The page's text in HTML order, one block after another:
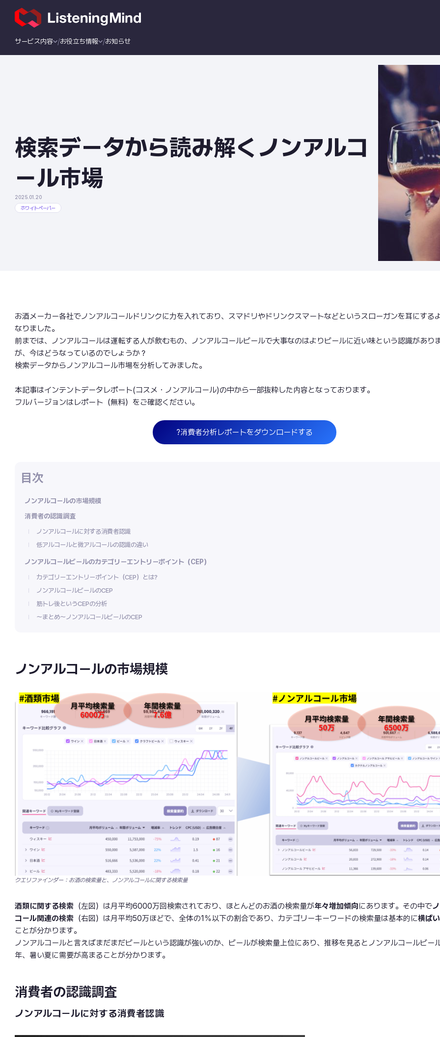
サービス内容 お役立ち情報 お知らせ
検索データから読み解くノンアルコ
ール市場
2025.01.20
ホワイトペーパー
お酒メーカー各社でノンアルコールドリンクに力を入れており、スマドリやドリンクスマートなどというスローガンを耳にする
なりました。
前までは、ノンアルコールは運転する人が飲むもの、ノンアルコールビールで大事なのはよりビールに近い味という認識があり
が、今はどうなっているのでしょうか？
検索データからノンアルコール市場を分析してみました。
本記事はインテントデータレポート(コスメ・ノンアルコール)の中から一部抜粋した内容となっております。
フルバージョンはレポート（無料）をご確認ください。
?消費者分析レポートをダウンロードする
ノンアルコールの市場規模
消費者の認識調査
ノンアルコールに対する消費者認識
低アルコールと微アルコールの認識の違い
ノンアルコールビールのカテゴリーエントリーポイント（CEP）
カテゴリーエントリーポイント（CEP）とは?
ノンアルコールビールのCEP
筋トレ後というCEPの分析
～まとめ～ノンアルコールビールのCEP
ノンアルコールの市場規模
クエリファインダー：お酒の検索量と、ノンアルコールに関する検索量
酒類に関する検索 （左図）は月平均6000万回検索されており、ほとんどのお酒の検索量が年々増加傾向にあります。その中で
コール関連の検索 （右図）は月平均50万ほどで、全体の1％以下の割合であり、カテゴリーキーワードの検索量は基本的に横ばい
ことが分かります。
ノンアルコールと言えばまだまだビールという認識が強いのか、ビールが検索量上位にあり、推移を見るとノンアルコールビー
年、暑い夏に需要が高まることが分かります。
消費者の認識調査
ノンアルコールに対する消費者認識